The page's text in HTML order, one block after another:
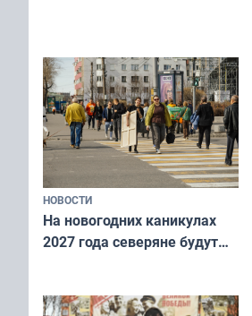
НОВОСТИ
На новогодних каникулах
2027 года северяне будут